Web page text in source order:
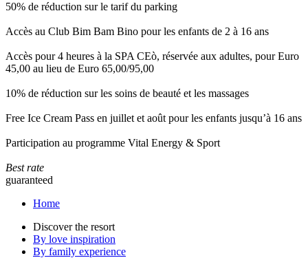
50% de réduction sur le tarif du parking
Accès au Club Bim Bam Bino pour les enfants de 2 à 16 ans
Accès pour 4 heures à la SPA CEò, réservée aux adultes, pour Euro
45,00 au lieu de Euro 65,00/95,00
10% de réduction sur les soins de beauté et les massages
Free Ice Cream Pass en juillet et août pour les enfants jusqu’à 16 ans
Participation au programme Vital Energy & Sport
Best rate
guaranteed
Home
Discover the resort
By love inspiration
By family experience